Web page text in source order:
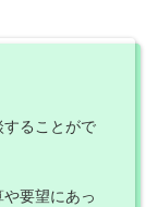
することがで
要望にあっ